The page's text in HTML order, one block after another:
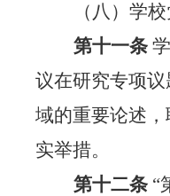
（八）学
第十一条
议在研究专项议
域的重要论述
实举措。
第十二条 “